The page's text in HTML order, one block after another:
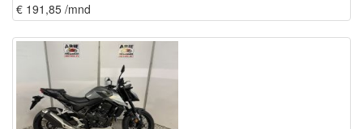
€ 191,85 /mnd